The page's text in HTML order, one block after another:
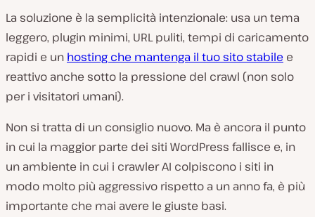
La soluzione è la semplicità intenzionale: usa un tema
leggero, plugin minimi, URL puliti, tempi di caricamento
rapidi e un hosting che mantenga il tuo sito stabile e
reattivo anche sotto la pressione del crawl (non solo
per i visitatori umani).
Non si tratta di un consiglio nuovo. Ma è ancora il punto
in cui la maggior parte dei siti WordPress fallisce e, in
un ambiente in cui i crawler AI colpiscono i siti in
modo molto più aggressivo rispetto a un anno fa, è più
importante che mai avere le giuste basi.